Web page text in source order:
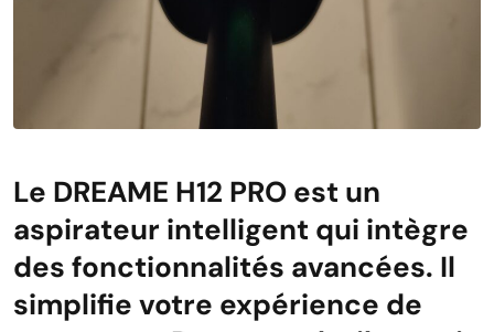
Le DREAME H12 PRO est un
aspirateur intelligent qui intègre
des fonctionnalités avancées. Il
simplifie votre expérience de